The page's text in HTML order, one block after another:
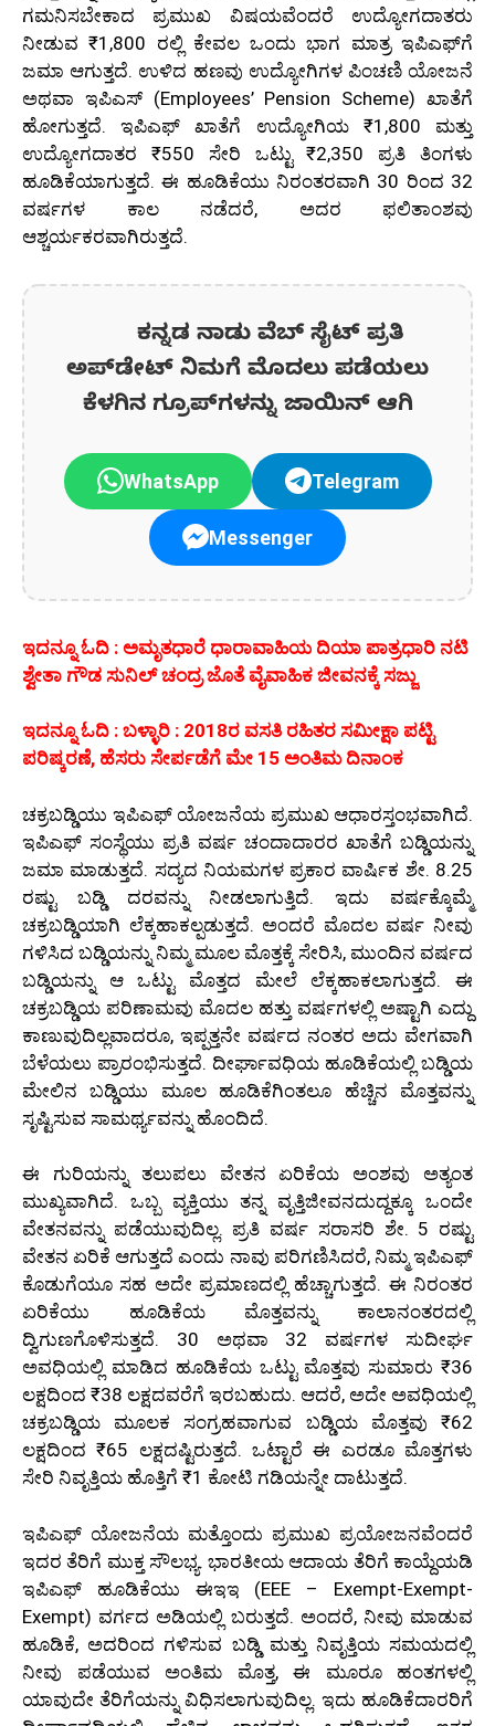
ಗಮನಿಸಬೇಕಾದ ಪ್ರಮುಖ ವಿಷಯವೆಂದರೆ ಉದ್ಯೋಗದಾತರು
ನೀಡುವ ₹1,800 ರಲ್ಲಿ ಕೇವಲ ಒಂದು ಭಾಗ ಮಾತ್ರ ಇಪಿಎಫ್‌ಗೆ
ಜಮಾ ಆಗುತ್ತದೆ. ಉಳಿದ ಹಣವು ಉದ್ಯೋಗಿಗಳ ಪಿಂಚಣಿ ಯೋಜನೆ
ಅಥವಾ ಇಪಿಎಸ್ (Employees’ Pension Scheme) ಖಾತೆಗೆ
ಹೋಗುತ್ತದೆ. ಇಪಿಎಫ್ ಖಾತೆಗೆ ಉದ್ಯೋಗಿಯ ₹1,800 ಮತ್ತು
ಉದ್ಯೋಗದಾತರ ₹550 ಸೇರಿ ಒಟ್ಟು ₹2,350 ಪ್ರತಿ ತಿಂಗಳು
ಹೂಡಿಕೆಯಾಗುತ್ತದೆ. ಈ ಹೂಡಿಕೆಯು ನಿರಂತರವಾಗಿ 30 ರಿಂದ 32
ವರ್ಷಗಳ ಕಾಲ ನಡೆದರೆ, ಅದರ ಫಲಿತಾಂಶವು
ಆಶ್ಚರ್ಯಕರವಾಗಿರುತ್ತದೆ.
ಕನ್ನಡ ನಾಡು ವೆಬ್ ಸೈಟ್ ಪ್ರತಿ
ಅಪ್‌ಡೇಟ್‌ ನಿಮಗೆ ಮೊದಲು ಪಡೆಯಲು
ಕೆಳಗಿನ ಗ್ರೂಪ್‌ಗಳನ್ನು ಜಾಯಿನ್ ಆಗಿ
WhatsApp Telegram
Messenger
ಇದನ್ನೂ ಓದಿ : ಅಮೃತಧಾರೆ ಧಾರಾವಾಹಿಯ ದಿಯಾ ಪಾತ್ರಧಾರಿ ನಟಿ
ಶ್ವೇತಾ ಗೌಡ ಸುನಿಲ್ ಚಂದ್ರ ಜೊತೆ ವೈವಾಹಿಕ ಜೀವನಕ್ಕೆ ಸಜ್ಜು
ಇದನ್ನೂ ಓದಿ : ಬಳ್ಳಾರಿ : 2018ರ ವಸತಿ ರಹಿತರ ಸಮೀಕ್ಷಾ ಪಟ್ಟಿ
ಪರಿಷ್ಕರಣೆ, ಹೆಸರು ಸೇರ್ಪಡೆಗೆ ಮೇ 15 ಅಂತಿಮ ದಿನಾಂಕ
ಚಕ್ರಬಡ್ಡಿಯು ಇಪಿಎಫ್ ಯೋಜನೆಯ ಪ್ರಮುಖ ಆಧಾರಸ್ತಂಭವಾಗಿದೆ.
ಇಪಿಎಫ್ ಸಂಸ್ಥೆಯು ಪ್ರತಿ ವರ್ಷ ಚಂದಾದಾರರ ಖಾತೆಗೆ ಬಡ್ಡಿಯನ್ನು
ಜಮಾ ಮಾಡುತ್ತದೆ. ಸದ್ಯದ ನಿಯಮಗಳ ಪ್ರಕಾರ ವಾರ್ಷಿಕ ಶೇ. 8.25
ರಷ್ಟು ಬಡ್ಡಿ ದರವನ್ನು ನೀಡಲಾಗುತ್ತಿದೆ. ಇದು ವರ್ಷಕ್ಕೊಮ್ಮೆ
ಚಕ್ರಬಡ್ಡಿಯಾಗಿ ಲೆಕ್ಕಹಾಕಲ್ಪಡುತ್ತದೆ. ಅಂದರೆ ಮೊದಲ ವರ್ಷ ನೀವು
ಗಳಿಸಿದ ಬಡ್ಡಿಯನ್ನು ನಿಮ್ಮ ಮೂಲ ಮೊತ್ತಕ್ಕೆ ಸೇರಿಸಿ, ಮುಂದಿನ ವರ್ಷದ
ಬಡ್ಡಿಯನ್ನು ಆ ಒಟ್ಟು ಮೊತ್ತದ ಮೇಲೆ ಲೆಕ್ಕಹಾಕಲಾಗುತ್ತದೆ. ಈ
ಚಕ್ರಬಡ್ಡಿಯ ಪರಿಣಾಮವು ಮೊದಲ ಹತ್ತು ವರ್ಷಗಳಲ್ಲಿ ಅಷ್ಟಾಗಿ ಎದ್ದು
ಕಾಣುವುದಿಲ್ಲವಾದರೂ, ಇಪ್ಪತ್ತನೇ ವರ್ಷದ ನಂತರ ಅದು ವೇಗವಾಗಿ
ಬೆಳೆಯಲು ಪ್ರಾರಂಭಿಸುತ್ತದೆ. ದೀರ್ಘಾವಧಿಯ ಹೂಡಿಕೆಯಲ್ಲಿ ಬಡ್ಡಿಯ
ಮೇಲಿನ ಬಡ್ಡಿಯು ಮೂಲ ಹೂಡಿಕೆಗಿಂತಲೂ ಹೆಚ್ಚಿನ ಮೊತ್ತವನ್ನು
ಸೃಷ್ಟಿಸುವ ಸಾಮರ್ಥ್ಯವನ್ನು ಹೊಂದಿದೆ.
ಈ ಗುರಿಯನ್ನು ತಲುಪಲು ವೇತನ ಏರಿಕೆಯ ಅಂಶವು ಅತ್ಯಂತ
ಮುಖ್ಯವಾಗಿದೆ. ಒಬ್ಬ ವ್ಯಕ್ತಿಯು ತನ್ನ ವೃತ್ತಿಜೀವನದುದ್ದಕ್ಕೂ ಒಂದೇ
ವೇತನವನ್ನು ಪಡೆಯುವುದಿಲ್ಲ. ಪ್ರತಿ ವರ್ಷ ಸರಾಸರಿ ಶೇ. 5 ರಷ್ಟು
ವೇತನ ಏರಿಕೆ ಆಗುತ್ತದೆ ಎಂದು ನಾವು ಪರಿಗಣಿಸಿದರೆ, ನಿಮ್ಮ ಇಪಿಎಫ್
ಕೊಡುಗೆಯೂ ಸಹ ಅದೇ ಪ್ರಮಾಣದಲ್ಲಿ ಹೆಚ್ಚಾಗುತ್ತದೆ. ಈ ನಿರಂತರ
ಏರಿಕೆಯು ಹೂಡಿಕೆಯ ಮೊತ್ತವನ್ನು ಕಾಲಾನಂತರದಲ್ಲಿ
ದ್ವಿಗುಣಗೊಳಿಸುತ್ತದೆ. 30 ಅಥವಾ 32 ವರ್ಷಗಳ ಸುದೀರ್ಘ
ಅವಧಿಯಲ್ಲಿ ಮಾಡಿದ ಹೂಡಿಕೆಯ ಒಟ್ಟು ಮೊತ್ತವು ಸುಮಾರು ₹36
ಲಕ್ಷದಿಂದ ₹38 ಲಕ್ಷದವರೆಗೆ ಇರಬಹುದು. ಆದರೆ, ಅದೇ ಅವಧಿಯಲ್ಲಿ
ಚಕ್ರಬಡ್ಡಿಯ ಮೂಲಕ ಸಂಗ್ರಹವಾಗುವ ಬಡ್ಡಿಯ ಮೊತ್ತವು ₹62
ಲಕ್ಷದಿಂದ ₹65 ಲಕ್ಷದಷ್ಟಿರುತ್ತದೆ. ಒಟ್ಟಾರೆ ಈ ಎರಡೂ ಮೊತ್ತಗಳು
ಸೇರಿ ನಿವೃತ್ತಿಯ ಹೊತ್ತಿಗೆ ₹1 ಕೋಟಿ ಗಡಿಯನ್ನೇ ದಾಟುತ್ತದೆ.
ಇಪಿಎಫ್ ಯೋಜನೆಯ ಮತ್ತೊಂದು ಪ್ರಮುಖ ಪ್ರಯೋಜನವೆಂದರೆ
ಇದರ ತೆರಿಗೆ ಮುಕ್ತ ಸೌಲಭ್ಯ. ಭಾರತೀಯ ಆದಾಯ ತೆರಿಗೆ ಕಾಯ್ದೆಯಡಿ
ಇಪಿಎಫ್ ಹೂಡಿಕೆಯು ಈಇಇ (EEE – Exempt-Exempt-
Exempt) ವರ್ಗದ ಅಡಿಯಲ್ಲಿ ಬರುತ್ತದೆ. ಅಂದರೆ, ನೀವು ಮಾಡುವ
ಹೂಡಿಕೆ, ಅದರಿಂದ ಗಳಿಸುವ ಬಡ್ಡಿ ಮತ್ತು ನಿವೃತ್ತಿಯ ಸಮಯದಲ್ಲಿ
ನೀವು ಪಡೆಯುವ ಅಂತಿಮ ಮೊತ್ತ, ಈ ಮೂರೂ ಹಂತಗಳಲ್ಲಿ
ಯಾವುದೇ ತೆರಿಗೆಯನ್ನು ವಿಧಿಸಲಾಗುವುದಿಲ್ಲ. ಇದು ಹೂಡಿಕೆದಾರರಿಗೆ